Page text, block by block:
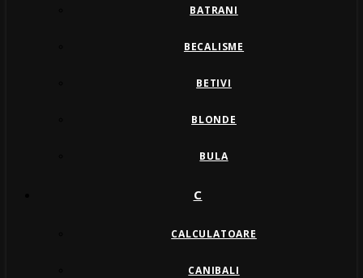
BATRANI
BECALISME
BETIVI
BLONDE
BULA
C
CALCULATOARE
CANIBALI